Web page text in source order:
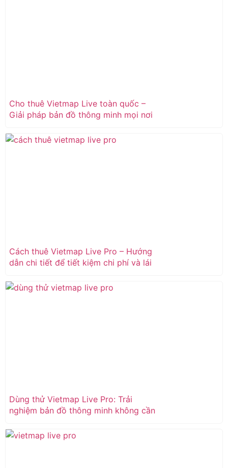
Cho thuê Vietmap Live toàn quốc –
Giải pháp bản đồ thông minh mọi nơi
Cách thuê Vietmap Live Pro – Hướng
dẫn chi tiết để tiết kiệm chi phí và lái
Dùng thử Vietmap Live Pro: Trải
nghiệm bản đồ thông minh không cần